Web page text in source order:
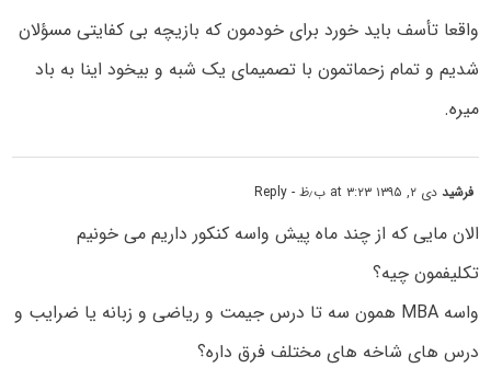
واقعا تأسف باید خورد برای خودمون که بازیچه بی کفایتی مسؤلان
شدیم و تمام زحماتمون با تصمیمای یک شبه و بیخود اینا به باد
میره.
فرشیددی ۲, ۱۳۹۵ at ۳:۲۳ ب٫ظ - Reply
الان مایی که از چند ماه پیش واسه کنکور داریم می خونیم
تکلیفمون چیه؟
واسه MBA همون سه تا درس جیمت و ریاضی و زبانه یا ضرایب و
درس های شاخه های مختلف فرق داره؟